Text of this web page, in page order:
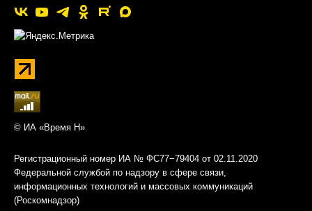
© ИА «Время Н»
Регистрационный номер ИА № ФС77−79404 от 02.11.2020
Федеральной службой по надзору в сфере связи,
информационных технологий и массовых коммуникаций
(Роскомнадзор)